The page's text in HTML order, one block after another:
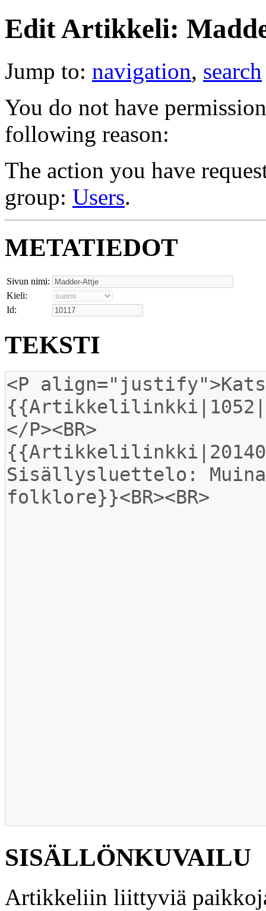
Edit Artikkeli:
Jump to: navigation, search
You do not have
following reason:
The action you have
group: Users.
METATIEDOT
Sivun nimi:
Kieli:
Id:
TEKSTI
SISÄLLÖNKUVAILU
Artikkeliin liittyviä